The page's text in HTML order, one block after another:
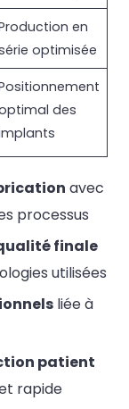
en
optimisée
des
avec
processus
finale
utilisées
liée à
patient
rapide